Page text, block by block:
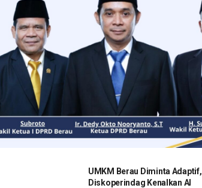
UMKM Berau Diminta Adaptif,
Diskoperindag Kenalkan AI